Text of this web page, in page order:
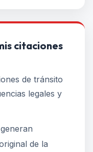
citaciones
de tránsito
legales y
de la